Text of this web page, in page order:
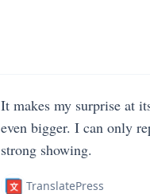
It makes my surprise at
even bigger. I can only
strong showing.
TranslatePress